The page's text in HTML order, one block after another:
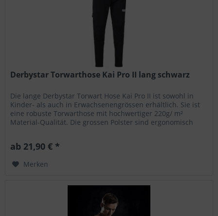
Derbystar Torwarthose Kai Pro II lang schwarz
Die lange Derbystar Torwart Hose Kai Pro II ist sowohl in
Kinder- als auch in Erwachsenengrössen erhältlich. Sie ist
eine robuste Torwarthose mit hochwertiger 220g/ m²
Material-Qualität. Die grossen Polster sind ergonomisch
ab 21,90 € *
Merken